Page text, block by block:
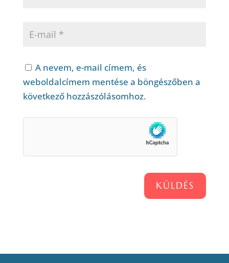
A nevem, e-mail címem, és
weboldalcímem mentése a böngészőben a
következő hozzászólásomhoz.
KÜLDÉS